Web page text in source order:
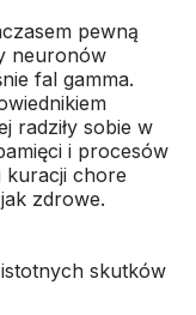
pewną
neuronów
fal gamma.
radziły sobie w
i procesów
kuracji chore
zdrowe.
skutków